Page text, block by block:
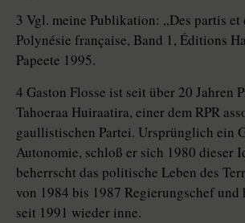
3 Vgl. meine Publikation: „Des partis et
Polynésie française, Band 1, Éditions
Papeete 1995.
4 Gaston Flosse ist seit über 20 Jahren
Tahoeraa Huiraatira, einer dem RPR
gaullistischen Partei. Ursprünglich ein
Autonomie, schloß er sich 1980 dieser
beherrscht das politische Leben des
von 1984 bis 1987 Regierungschef und
seit 1991 wieder inne.